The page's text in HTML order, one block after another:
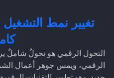
تغيير نمط
التحول الرقمي هو تحولٌ شاملٌ
الرقمي، ويمس جوهر أعمال